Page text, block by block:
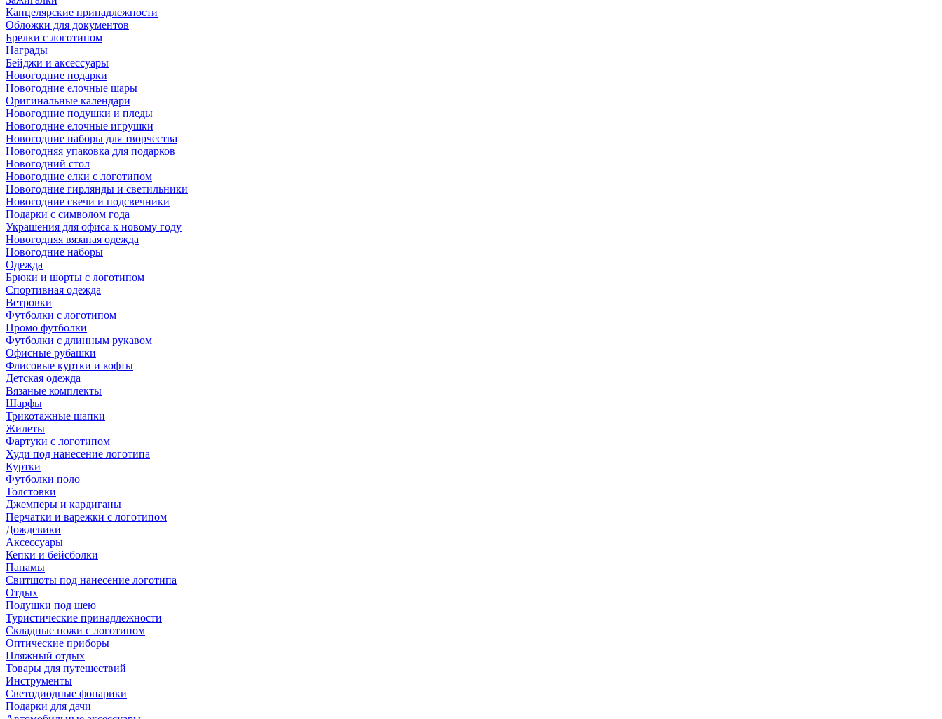
Канцелярские принадлежности
Обложки для документов
Брелки с логотипом
Награды
Бейджи и аксессуары
Новогодние подарки
Новогодние елочные шары
Оригинальные календари
Новогодние подушки и пледы
Новогодние елочные игрушки
Новогодние наборы для творчества
Новогодняя упаковка для подарков
Новогодний стол
Новогодние елки с логотипом
Новогодние гирлянды и светильники
Новогодние свечи и подсвечники
Подарки с символом года
Украшения для офиса к новому году
Новогодняя вязаная одежда
Новогодние наборы
Одежда
Брюки и шорты с логотипом
Спортивная одежда
Ветровки
Футболки с логотипом
Промо футболки
Футболки с длинным рукавом
Офисные рубашки
Флисовые куртки и кофты
Детская одежда
Вязаные комплекты
Шарфы
Трикотажные шапки
Жилеты
Фартуки с логотипом
Худи под нанесение логотипа
Куртки
Футболки поло
Толстовки
Джемперы и кардиганы
Перчатки и варежки с логотипом
Дождевики
Аксессуары
Кепки и бейсболки
Панамы
Свитшоты под нанесение логотипа
Отдых
Подушки под шею
Туристические принадлежности
Складные ножи с логотипом
Оптические приборы
Пляжный отдых
Товары для путешествий
Инструменты
Светодиодные фонарики
Подарки для дачи